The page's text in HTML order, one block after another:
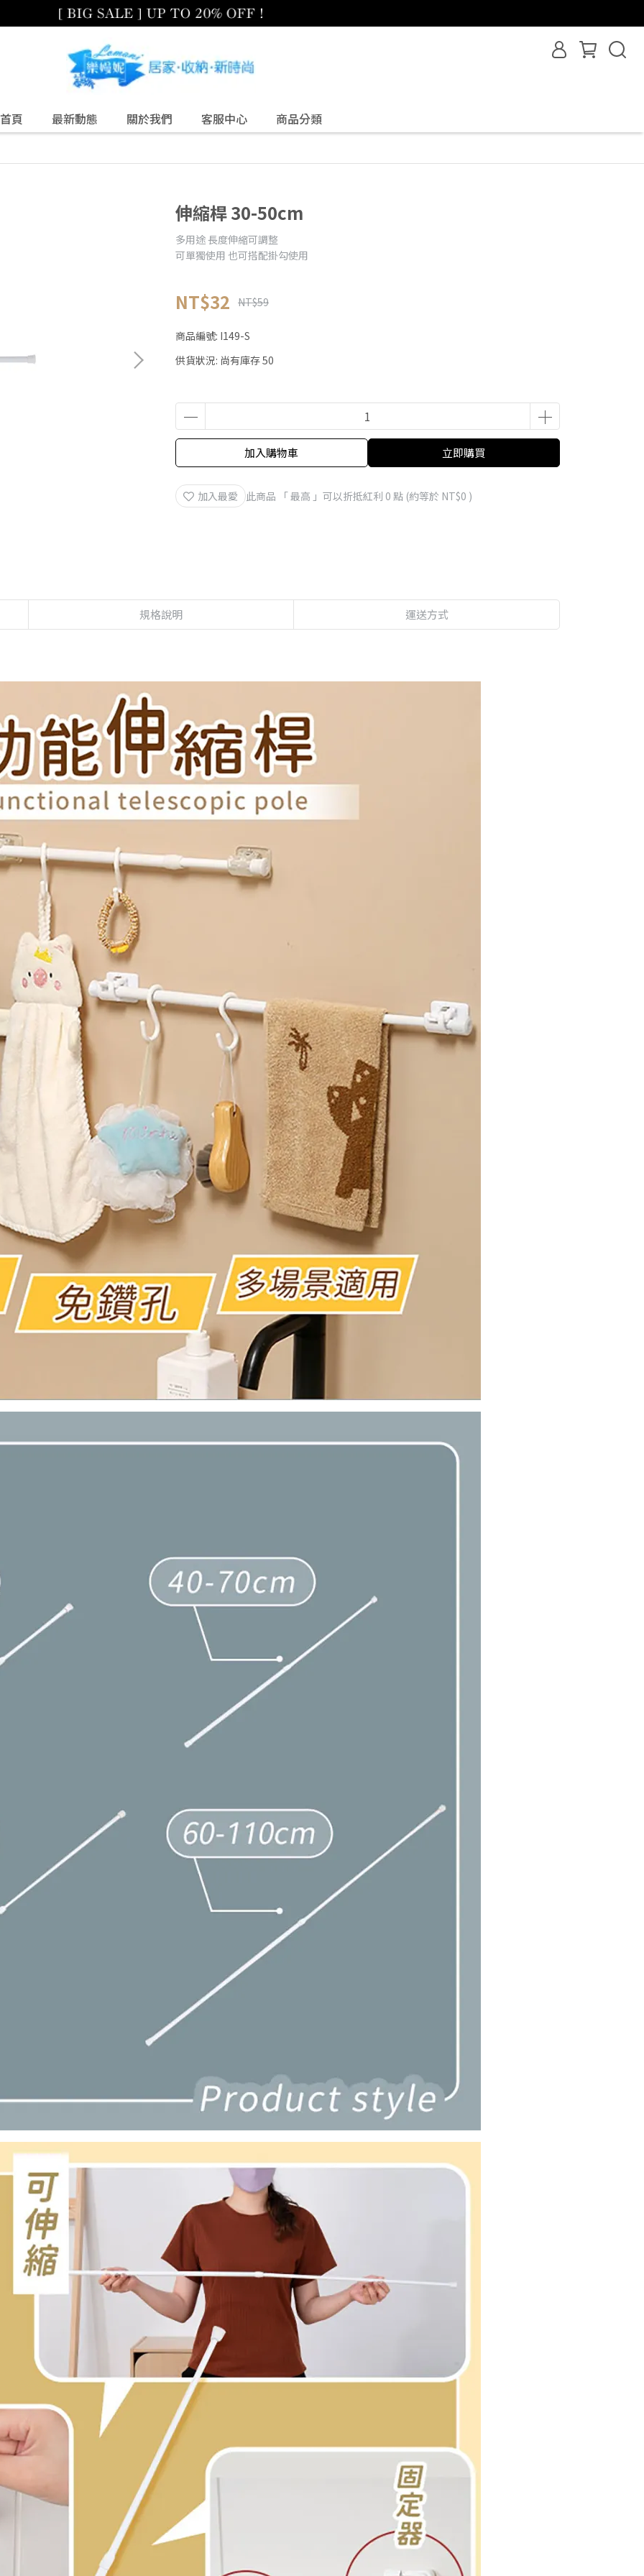
首頁 最新動態 關於我們 客服中心 商品分類
伸縮桿 30-50cm
多用途 長度伸縮可調整
可單獨使用 也可搭配掛勾使用
NT$32 NT$59
商品編號: I149-S
供貨狀況: 尚有庫存 50
加入購物車 立即購買
加入最愛 此商品 「 最高 」可以折抵紅利 0 點 (約等於 NT$0 )
規格說明 運送方式